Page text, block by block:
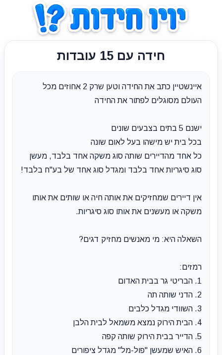
חידה עם 15 עובדות
איינשטיין כתב את החידה וטען שרק 2 אחוזים מכל
העולם מסוגלים לפתור את החידה
ישנם 5 בתים בצבעים שונים
בכל בית יש מישהו בעל לאום שונה
כל אחד מהדיירים שותה סוג משקה אחד בלבד, מעשן
סוג סיגריות אחד בלבד ומגדל סוג אחד של בע"ח בלבד!
אין דיירים שמחזיקים את אותה חיה או שותים את אותו
משקה או מעשנים את אותו סוג סיגריות.
השאלה היא: מי מאנשים מחזיק דגים?
רמזים:
1. הבריטי גר בבית האדום
2. הדני שותה תה
3. השוודי מגדל כלבים
4. הבית הירוק נמצא משמאל לבית הלבן
5. הדייר בבית הירוק שותה קפה
6. האיש שמעשן "פול-מל" מגדל ציפורים